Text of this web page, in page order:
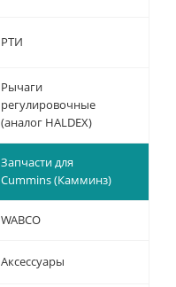
РТИ
Рычаги
регулировочные
(аналог HALDEX)
Запчасти для
Cummins (Камминз)
WABCO
Аксессуары